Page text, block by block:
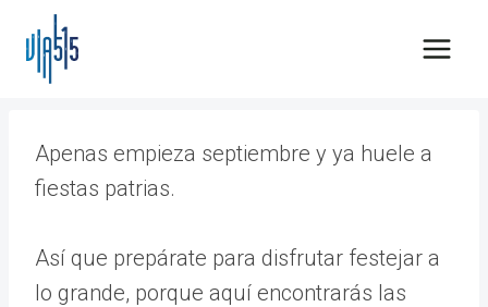
Saltar
contenido
Apenas empieza septiembre y ya huele a
fiestas patrias.
Así que prepárate para disfrutar festejar a
lo grande, porque aquí encontrarás las